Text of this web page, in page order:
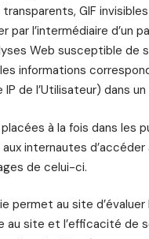
transparents, GIF
par l’intermédiaire d’un
Web susceptible de
informations
IP de l’Utilisateur) dans
à la fois dans les
internautes
de celui-ci.
permet au site d’évaluer
au site et l’efficacité de